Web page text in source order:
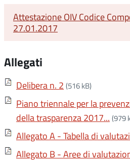
Attestazione OIV Codice
27.01.2017
Allegati
Delibera n. 2 (516 kB)
Piano triennale per la
della trasparenza 2017... (979
Allegato A - Tabella di
Allegato B - Aree di